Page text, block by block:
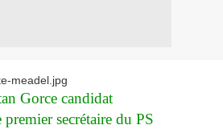
Gorce candidat
premier secrétaire du PS